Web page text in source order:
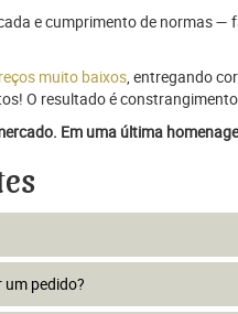
e cumprimento de normas
muito baixos, entregando
O resultado é
Em uma última
pedido?